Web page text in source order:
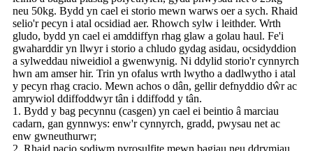
neu 50kg. Bydd yn cael ei storio mewn warws oer a sych. Rhaid
selio'r pecyn i atal ocsidiad aer. Rhowch sylw i leithder. Wrth
gludo, bydd yn cael ei amddiffyn rhag glaw a golau haul. Fe'i
gwaharddir yn llwyr i storio a chludo gydag asidau, ocsidyddion
a sylweddau niweidiol a gwenwynig. Ni ddylid storio'r cynnyrch
hwn am amser hir. Trin yn ofalus wrth lwytho a dadlwytho i atal
y pecyn rhag cracio. Mewn achos o dân, gellir defnyddio dŵr ac
amrywiol ddiffoddwyr tân i ddiffodd y tân.
1. Bydd y bag pecynnu (casgen) yn cael ei beintio â marciau
cadarn, gan gynnwys: enw'r cynnyrch, gradd, pwysau net ac
enw gwneuthurwr;
2. Rhaid pacio sodiwm pyrosulfite mewn bagiau neu ddrymiau